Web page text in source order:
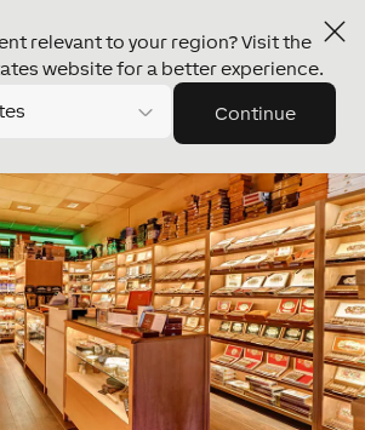
relevant to your region? Visit the
website for a better experience.
Continue